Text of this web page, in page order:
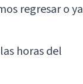
regresar o ya
horas del